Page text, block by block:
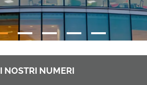
I NOSTRI NUMERI